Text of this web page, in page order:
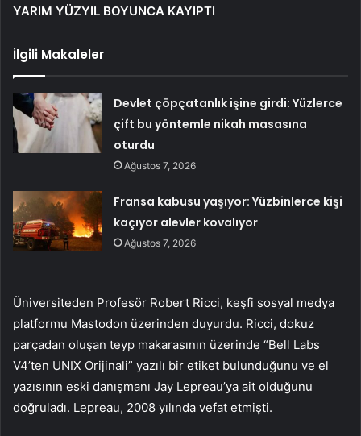
YARIM YÜZYIL BOYUNCA KAYIPTI
İlgili Makaleler
Devlet çöpçatanlık işine girdi: Yüzlerce
çift bu yöntemle nikah masasına
oturdu
Ağustos 7, 2026
Fransa kabusu yaşıyor: Yüzbinlerce kişi
kaçıyor alevler kovalıyor
Ağustos 7, 2026
Üniversiteden Profesör Robert Ricci, keşfi sosyal medya
platformu Mastodon üzerinden duyurdu. Ricci, dokuz
parçadan oluşan teyp makarasının üzerinde “Bell Labs
V4’ten UNIX Orijinali” yazılı bir etiket bulunduğunu ve el
yazısının eski danışmanı Jay Lepreau’ya ait olduğunu
doğruladı. Lepreau, 2008 yılında vefat etmişti.